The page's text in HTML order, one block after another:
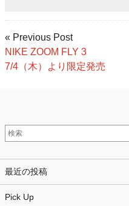
« Previous Post
NIKE ZOOM FLY 3
7/4（木）より限定発売
最近の投稿
Pick Up